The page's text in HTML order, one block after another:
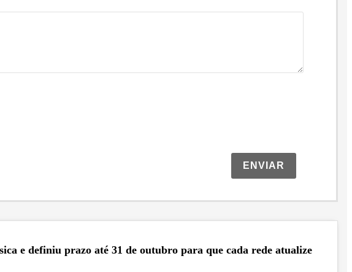
ENVIAR
e definiu prazo até 31 de outubro para que cada rede atualize